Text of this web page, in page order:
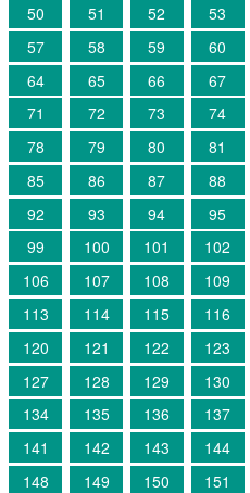
50
51 52 53
57
58 59 60
64
65 66 67
71
72 73 74
78
79 80 81
85
86 87 88
92
93 94 95
99
100 101 102
106
107 108 109
113
114 115 116
120
121 122 123
127
128 129 130
134
135 136 137
141
142 143 144
148
149 150 151